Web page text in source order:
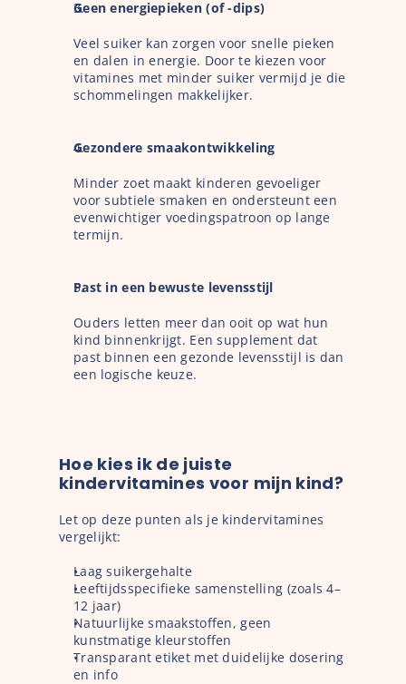
Geen energiepieken (of -dips)
Veel suiker kan zorgen voor snelle pieken
en dalen in energie. Door te kiezen voor
vitamines met minder suiker vermijd je die
schommelingen makkelijker.
Gezondere smaakontwikkeling
Minder zoet maakt kinderen gevoeliger
voor subtiele smaken en ondersteunt een
evenwichtiger voedingspatroon op lange
termijn.
Past in een bewuste levensstijl
Ouders letten meer dan ooit op wat hun
kind binnenkrijgt. Een supplement dat
past binnen een gezonde levensstijl is dan
een logische keuze.
Hoe kies ik de juiste
kindervitamines voor mijn kind?
Let op deze punten als je kindervitamines
vergelijkt:
Laag suikergehalte
Leeftijdsspecifieke samenstelling (zoals 4–
12 jaar)
Natuurlijke smaakstoffen, geen
kunstmatige kleurstoffen
Transparant etiket met duidelijke dosering
en info